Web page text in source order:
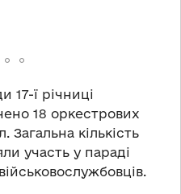
17-ї річниці
18 оркестрових
Загальна кількість
участь у параді